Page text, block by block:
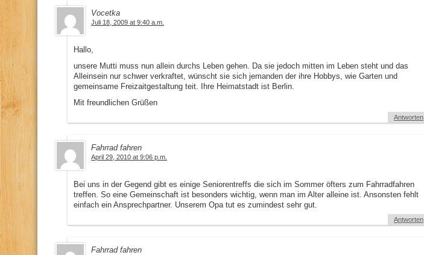
Vocetka
Juli 18, 2009 at 9:40 a.m.
Hallo,
unsere Mutti muss nun allein durchs Leben gehen. Da sie jedoch mitten im Leben steht und das
Alleinsein nur schwer verkraftet, wünscht sie sich jemanden der ihre Hobbys, wie Garten und
gemeinsame Freizaitgestaltung teit. Ihre Heimatstadt ist Berlin.
Mit freundlichen Grüßen
Antworten
Fahrrad fahren
April 29, 2010 at 9:06 p.m.
Bei uns in der Gegend gibt es einige Seniorentreffs die sich im Sommer öfters zum Fahrradfahren
treffen. So eine Gemeinschaft ist besonders wichtig, wenn man im Alter alleine ist. Ansonsten fehlt
einfach ein Ansprechpartner. Unserem Opa tut es zumindest sehr gut.
Antworten
Fahrrad fahren